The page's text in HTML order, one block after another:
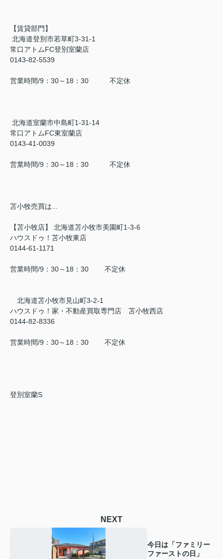
【賃貸部門】
北海道登別市若草町3-31-1
常口アトムFC登別室蘭店
0143-82-5539
営業時間/9：30～18：30 不定休
北海道室蘭市中島町1-31-14
常口アトムFC東室蘭店
0143-41-0039
営業時間/9：30～18：30 不定休
苫小牧売買は...
【苫小牧店】 北海道苫小牧市美園町1-3-6
ハウスドゥ！苫小牧東店
0144-61-1171
営業時間/9：30～18：30 不定休
北海道苫小牧市見山町3-2-1
ハウスドゥ！家・不動産買取専門店 苫小牧西店
0144-82-8336
営業時間/9：30～18：30 不定休
登別室蘭S
NEXT
今日は「ファミリー
ファーストの日」